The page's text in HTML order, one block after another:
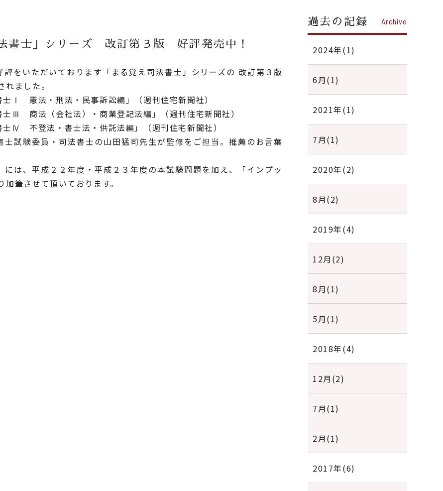
法書士」シリーズ 改訂第３版 好評発売中！
評をいただいております「まる覚え司法書士」シリーズの 改訂第３版
ました。
Ⅰ 憲法・刑法・民事訴訟編」（週刊住宅新聞社）
Ⅲ 商法（会社法）・商業登記法編」（週刊住宅新聞社）
Ⅳ 不登法・書士法・供託法編」（週刊住宅新聞社）
試験委員・司法書士の山田猛司先生が監修をご担当。推薦のお言葉
は、平成２２年度・平成２３年度の本試験問題を加え、「インプッ
筆させて頂いております。
過去の記録 Archive
2024年(1)
6月(1)
2021年(1)
7月(1)
2020年(2)
8月(2)
2019年(4)
12月(2)
8月(1)
5月(1)
2018年(4)
12月(2)
7月(1)
2月(1)
2017年(6)